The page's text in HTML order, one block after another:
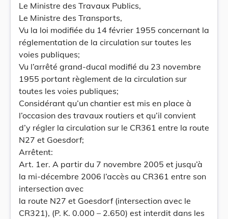
Le Ministre des Travaux Publics,
Le Ministre des Transports,
Vu la loi modifiée du 14 février 1955 concernant la
réglementation de la circulation sur toutes les
voies publiques;
Vu l’arrêté grand-ducal modifié du 23 novembre
1955 portant règlement de la circulation sur
toutes les voies publiques;
Considérant qu’un chantier est mis en place à
l’occasion des travaux routiers et qu’il convient
d’y régler la circulation sur le CR361 entre la route
N27 et Goesdorf;
Arrêtent:
Art. 1er. A partir du 7 novembre 2005 et jusqu’à
la mi-décembre 2006 l’accès au CR361 entre son
intersection avec
la route N27 et Goesdorf (intersection avec le
CR321), (P. K. 0.000 – 2.650) est interdit dans les